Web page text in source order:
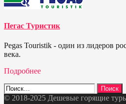
Пегас Туристик
Pegas Touristik - один из лидеров
века.
Подробнее
Найти:
© 2018-2025 Дешевые горящие